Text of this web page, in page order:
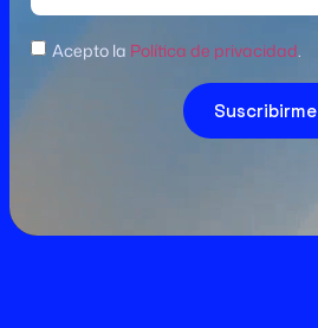
Acepto la Política de privacidad.
Suscribirme